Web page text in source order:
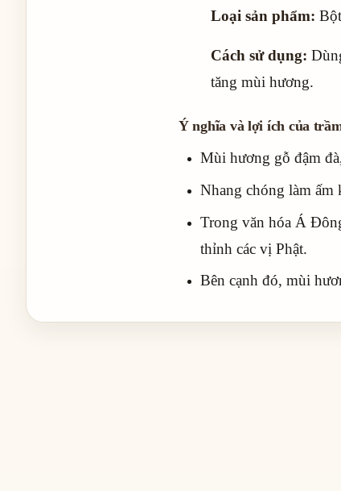
Loại sản phẩm:
Cách sử dụng:
tăng mùi hương.
Ý nghĩa và lợi ích của
Mùi hương gỗ đậm
Nhang chóng làm
Trong văn hóa Á
thỉnh các vị Phật.
Bên cạnh đó, mùi